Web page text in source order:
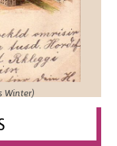
Winter)